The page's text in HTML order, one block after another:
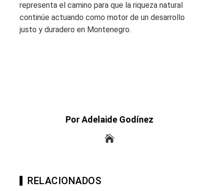
representa el camino para que la riqueza natural
continúe actuando como motor de un desarrollo
justo y duradero en Montenegro.
Por Adelaide Godínez
RELACIONADOS